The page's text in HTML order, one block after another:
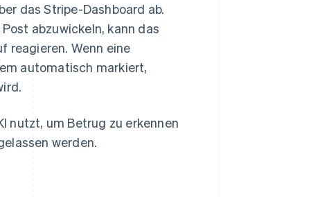
das Stripe-Dashboard ab.
abzuwickeln, kann das
reagieren. Wenn eine
automatisch markiert,
nutzt, um Betrug zu erkennen
werden.